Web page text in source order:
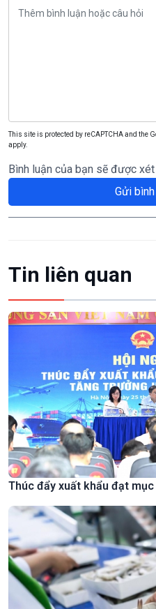
This site is protected by reCAPTCHA and the
apply.
Bình luận của bạn sẽ được
Gửi
Tin liên quan
Thúc đẩy xuất khẩu đạt